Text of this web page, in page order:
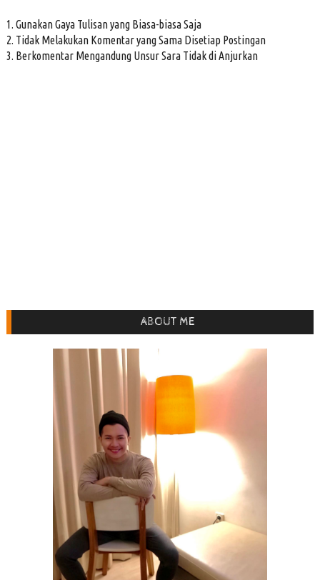
1. Gunakan Gaya Tulisan yang Biasa-biasa Saja
2. Tidak Melakukan Komentar yang Sama Disetiap Postingan
3. Berkomentar Mengandung Unsur Sara Tidak di Anjurkan
ABOUT ME